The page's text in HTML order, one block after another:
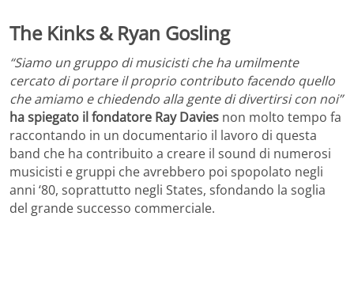
The Kinks & Ryan Gosling
“Siamo un gruppo di musicisti che ha umilmente
cercato di portare il proprio contributo facendo quello
che amiamo e chiedendo alla gente di divertirsi con noi”
ha spiegato il fondatore Ray Davies non molto tempo fa
raccontando in un documentario il lavoro di questa
band che ha contribuito a creare il sound di numerosi
musicisti e gruppi che avrebbero poi spopolato negli
anni ‘80, soprattutto negli States, sfondando la soglia
del grande successo commerciale.